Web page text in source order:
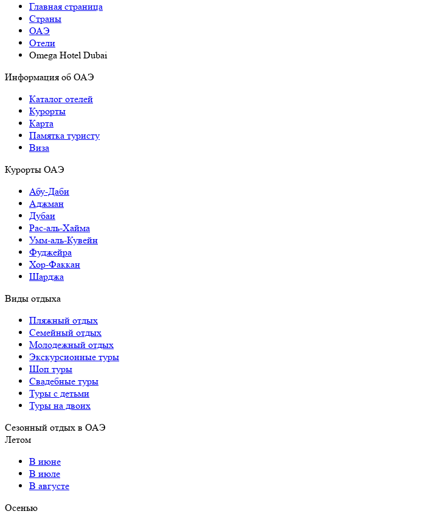
Главная страница
Cтраны
ОАЭ
Отели
Omega Hotel Dubai
Информация об ОАЭ
Каталог отелей
Курорты
Карта
Памятка туристу
Виза
Курорты ОАЭ
Абу-Даби
Аджман
Дубаи
Рас-аль-Хайма
Умм-аль-Кувейн
Фуджейра
Хор-Факкан
Шарджа
Виды отдыха
Пляжный отдых
Семейный отдых
Молодежный отдых
Экскурсионные туры
Шоп туры
Свадебные туры
Туры с детьми
Туры на двоих
Сезонный отдых в ОАЭ
Летом
В июне
В июле
В августе
Осенью